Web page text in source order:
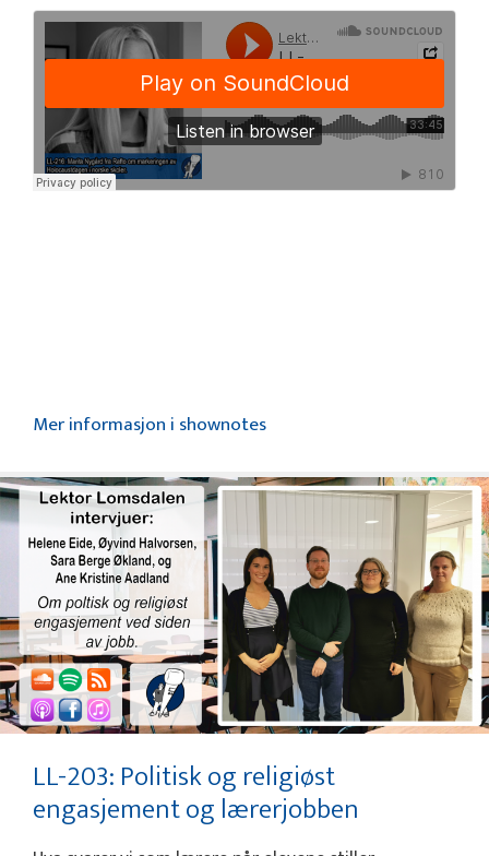
Mer informasjon i shownotes
LL-203: Politisk og religiøst
engasjement og lærerjobben